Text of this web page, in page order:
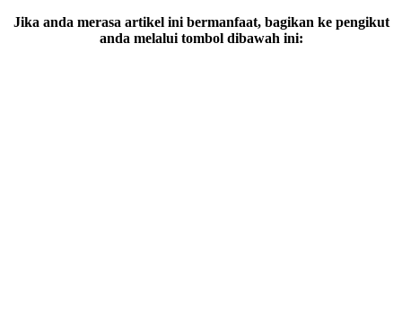
Jika anda merasa artikel ini bermanfaat, bagikan ke pengikut
anda melalui tombol dibawah ini: